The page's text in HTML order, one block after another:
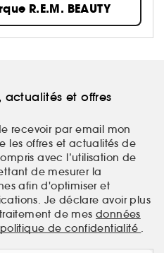
demain : des teintes
des formules
de la peau, des
R.E.M. BEAUTY
actualités et offres
recevoir par email mon
les offres et actualités de
avec l’utilisation de
de mesurer la
afin d'optimiser et
Je déclare avoir plus
de mes données
politique de confidentialité .